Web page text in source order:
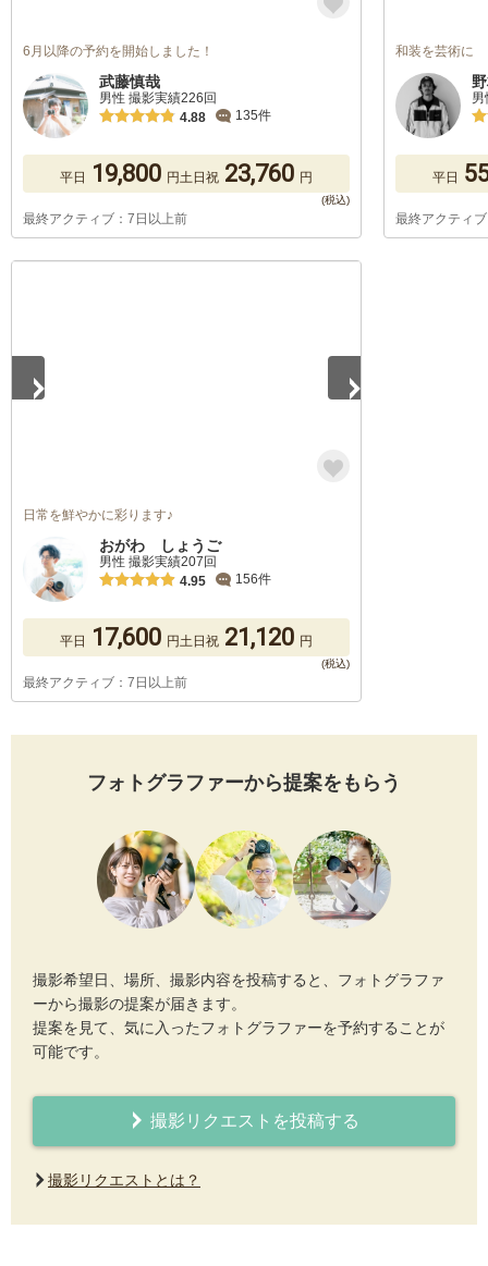
6月以降の予約を開始しました！
武藤慎哉
男性 撮影実績226回
4.88
135件
平日 19,800 円土日祝 23,760 円
最終アクティブ：7日以上前
和装を芸術に
平日
最終アクティ
日常を鮮やかに彩ります♪
おがわ しょうご
男性 撮影実績207回
4.95
156件
平日 17,600 円土日祝 21,120 円
最終アクティブ：7日以上前
フォトグラファーから提案をもらう
撮影希望日、場所、撮影内容を投稿すると、フォトグラファ
ーから撮影の提案が届きます。
提案を見て、気に入ったフォトグラファーを予約することが
可能です。
撮影リクエストを投稿する
撮影リクエストとは？